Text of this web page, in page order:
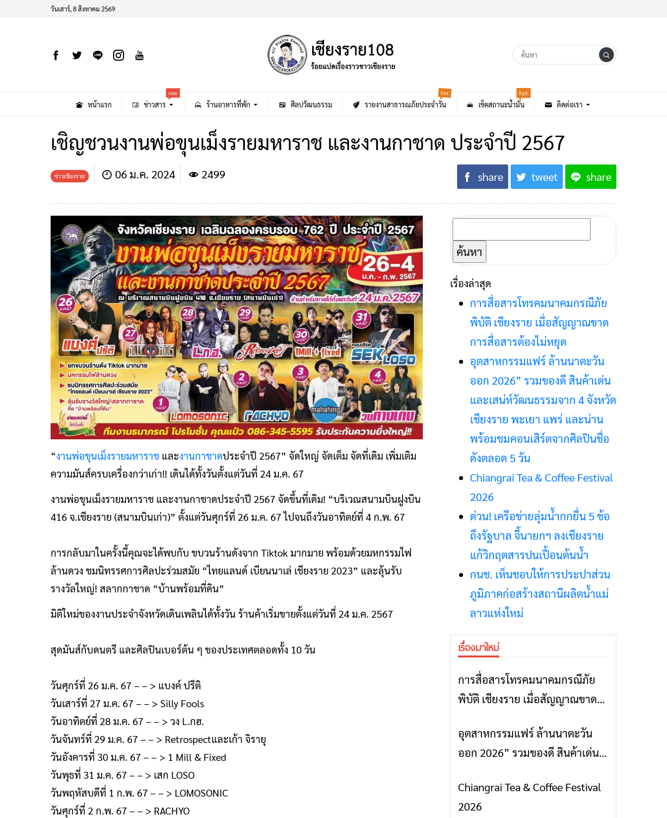
วันเสาร์, 8 สิงหาคม 2569
หน้าแรก ข่าวสาร
new
ร้านอาหารที่พัก ศิลปวัฒนธรรม รายงานสาธารณภัยประจำวัน
hot
เช็คสถานะน้ำมัน
hot
ติดต่อเรา
เชิญชวนงานพ่อขุนเม็งรายมหาราช และงานกาชาด ประจำปี 2567
ข่าวเชียงราย 06 ม.ค. 2024 2499 share tweet share
“งานพ่อขุนเม็งรายมหาราช และงานกาชาดประจำปี 2567” จัดใหญ่ จัดเต็ม จัดที่เดิม เพิ่มเติม
ความมันส์ครบเครื่องกว่าเก่า!! เดินได้ทั้งวันตั้งแต่วันที่ 24 ม.ค. 67
งานพ่อขุนเม็งรายมหาราช และงานกาชาดประจำปี 2567 จัดขึ้นที่เดิม! “บริเวณสนามบินฝูงบิน
416 จ.เชียงราย (สนามบินเก่า)” ตั้งแต่วันศุกร์ที่ 26 ม.ค. 67 ไปจนถึงวันอาทิตย์ที่ 4 ก.พ. 67
การกลับมาในครั้งนี้คุณจะได้พบกับ ขบวนร้านดังจาก Tiktok มากมาย พร้อมด้วยมหกรรมไฟ
ล้านดวง ชมนิทรรศการศิลปะร่วมสมัย “ไทยแลนด์ เบียนนาเล่ เชียงราย 2023” และลุ้นรับ
รางวัลใหญ่! สลากกาชาด “บ้านพร้อมที่ดิน”
มิติใหม่ของงานประจำจังหวัดเดินเพลินได้ทั้งวัน ร้านค้าเริ่มขายตั้งแต่วันที่ 24 ม.ค. 2567
สุดมันส์กับดนตรี และศิลปินเบอร์ต้น ๆ ของประเทศตลอดทั้ง 10 วัน
วันศุกร์ที่ 26 ม.ค. 67 – – > แบงค์ ปรีติ
วันเสาร์ที่ 27 ม.ค. 67 – – > Silly Fools
วันอาทิตย์ที่ 28 ม.ค. 67 – – > วง L.กฮ.
วันจันทร์ที่ 29 ม.ค. 67 – – > Retrospectและเก้า จิรายุ
วันอังคารที่ 30 ม.ค. 67 – – > 1 Mill & Fixed
วันพุธที่ 31 ม.ค. 67 – – > เสก LOSO
วันพฤหัสบดีที่ 1 ก.พ. 67 – – > LOMOSONIC
วันศุกร์ที่ 2 ก.พ. 67 – – > RACHYO
ค้นหา
สำหรับ:
เรื่องล่าสุด
การสื่อสารโทรคมนาคมกรณีภัย
พิบัติ เชียงราย เมื่อสัญญาณขาด
การสื่อสารต้องไม่หยุด
อุตสาหกรรมแฟร์ ล้านนาตะวัน
ออก 2026” รวมของดี สินค้าเด่น
และเสน่ห์วัฒนธรรมจาก 4 จังหวัด
เชียงราย พะเยา แพร่ และน่าน
พร้อมชมคอนเสิร์ตจากศิลปินชื่อ
ดังตลอด 5 วัน
Chiangrai Tea & Coffee Festival
2026
ด่วน! เครือข่ายลุ่มน้ำกกยื่น 5 ข้อ
ถึงรัฐบาล จี้นายกฯ ลงเชียงราย
แก้วิกฤตสารปนเปื้อนต้นน้ำ
กนช. เห็นชอบให้การประปาส่วน
ภูมิภาคก่อสร้างสถานีผลิตน้ำแม่
ลาวแห่งใหม่
เรื่องมาใหม่
ข่าวเชียงราย
การสื่อสารโทรคมนาคมกรณีภัย
พิบัติ เชียงราย เมื่อสัญญาณขาด
ข่าวเชียงราย
อุตสาหกรรมแฟร์ ล้านนาตะวัน
ออก 2026” รวมของดี สินค้าเด่น
เชียงราย พะเยา แพร่ และน่าน
พร้อมชมคอนเสิร์ตจากศิลปินชื่อ
ข่าวเชียงราย
Chiangrai Tea & Coffee Festival
2026